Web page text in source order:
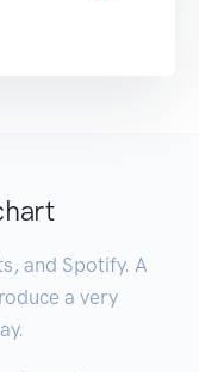
and Spotify. A
a very